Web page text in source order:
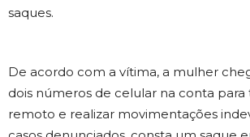
saques.
De acordo com a vítima, a mulher
dois números de celular na conta para
remoto e realizar movimentações